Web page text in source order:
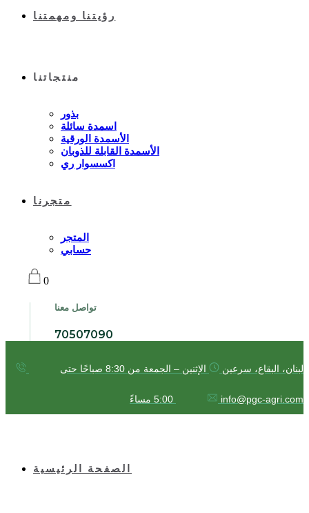
رؤيتنا ومهمتنا
منتجاتنا
بذور
اسمدة سائلة
الأسمدة الورقية
الأسمدة القابلة للذوبان
اكسسوار ري
متجرنا
المتجر
حسابي
0
تواصل معنا
70507090
لبنان، البقاع، سرعين الإثنين – الجمعة من 8:30 صباحًا حتى
5:00 مساءً info@pgc-agri.com
الصفحة الرئيسية